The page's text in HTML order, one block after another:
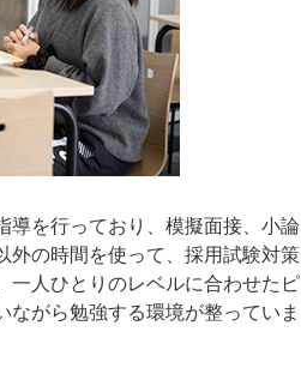
導を行っており、模擬面接、小論
外の時間を使って、採用試験対策
一人ひとりのレベルに合わせたピ
がら勉強する環境が整っていま